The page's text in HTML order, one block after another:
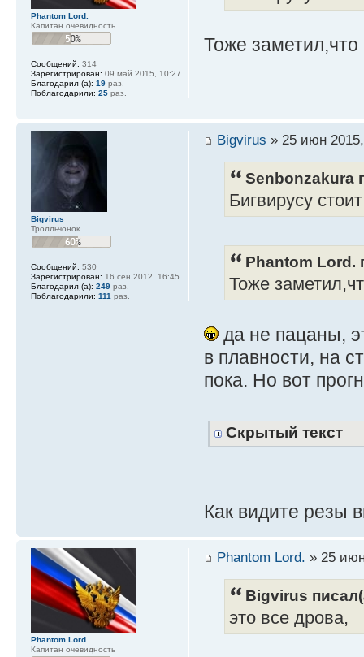
Тоже
Phantom Lord.
Капитан очевидность
Сообщений: 314
Зарегистрирован: 09 май 2015, 10:27
Благодарил (а): 19 раз.
Поблагодарили: 25 раз.
Bigvirus » 25 июн
Senbonzakura
Бигвирусу
Phantom Lord.
Тоже
да не пацаны,
в плавности, на
пока. Но вот
Скрытый текст
Как видите резы
Bigvirus
Тролльчонок
Сообщений: 530
Зарегистрирован: 16 сен 2012, 16:45
Благодарил (а): 249 раз.
Поблагодарили: 111 раз.
Phantom Lord. » 25
Bigvirus
это все дрова,
Phantom Lord.
Капитан очевидность